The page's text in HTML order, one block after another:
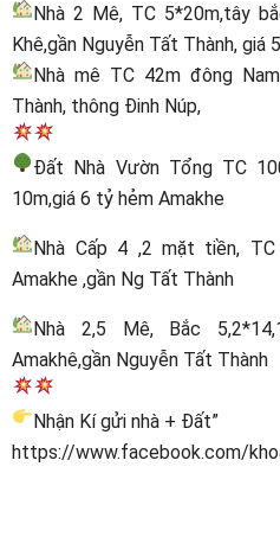
Nhà 2 Mê, TC 5*20m,tây
Khê,gần Nguyễn Tất Thành, giá
Nhà mê TC 42m đông
Thành, thông Đinh Núp,
Đất Nhà Vườn Tổng TC
10m,giá 6 tỷ hẻm Amakhe
Nhà Cấp 4 ,2 mặt tiền,
Amakhe ,gần Ng Tất Thành
Nhà 2,5 Mê, Bắc
Amakhê,gần Nguyễn Tất Thành
Nhận Kí gửi nhà + Đất”
https://www.facebook.com/